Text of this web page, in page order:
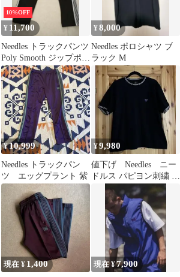
10%OFF
¥ 11,700
Needles トラックパンツ
Poly Smooth ジップポケ
ット ブラック
¥8,000
Needles ポロシャツ ブ
ラック M
¥10,999
Needles トラックパン
ツ エッグプラント 紫
¥9,980
値下げ Needles ニー
ドルス パピヨン刺繍 リ
ンガーTシャツ 黒 M
サイズ
現在 ¥ 1,400 現在 ¥7,900